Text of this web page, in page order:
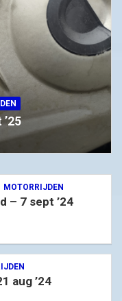
MOTORRIJDEN
– 7 sept ’24
aug ’24